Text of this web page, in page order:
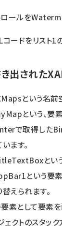
ールを
ードをリスト1
出された
という名前
という、要
で取得した
ます。
とい
という要
えられます。
素として要素
ェクトのスタッ